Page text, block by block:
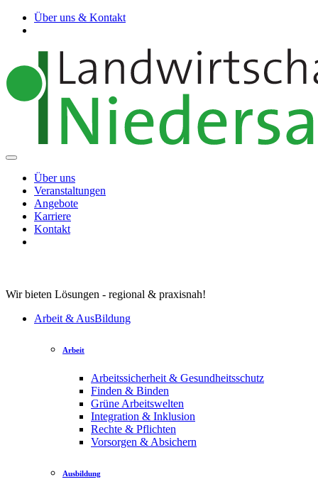
Über uns & Kontakt
Über uns
Veranstaltungen
Angebote
Karriere
Kontakt
Wir bieten Lösungen - regional & praxisnah!
Arbeit & AusBildung
Arbeit
Arbeitssicherheit & Gesundheitsschutz
Finden & Binden
Grüne Arbeitswelten
Integration & Inklusion
Rechte & Pflichten
Vorsorgen & Absichern
Ausbildung